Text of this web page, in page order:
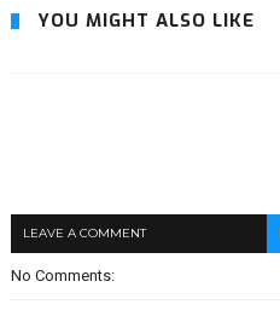
YOU MIGHT ALSO LIKE
LEAVE A COMMENT
No Comments: